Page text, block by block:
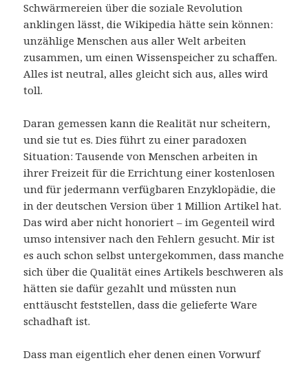
Schwärmereien über die soziale Revolution
anklingen lässt, die Wikipedia hätte sein können:
unzählige Menschen aus aller Welt arbeiten
zusammen, um einen Wissenspeicher zu schaffen.
Alles ist neutral, alles gleicht sich aus, alles wird
toll.
Daran gemessen kann die Realität nur scheitern,
und sie tut es. Dies führt zu einer paradoxen
Situation: Tausende von Menschen arbeiten in
ihrer Freizeit für die Errichtung einer kostenlosen
und für jedermann verfügbaren Enzyklopädie, die
in der deutschen Version über 1 Million Artikel hat.
Das wird aber nicht honoriert – im Gegenteil wird
umso intensiver nach den Fehlern gesucht. Mir ist
es auch schon selbst untergekommen, dass manche
sich über die Qualität eines Artikels beschweren als
hätten sie dafür gezahlt und müssten nun
enttäuscht feststellen, dass die gelieferte Ware
schadhaft ist.
Dass man eigentlich eher denen einen Vorwurf